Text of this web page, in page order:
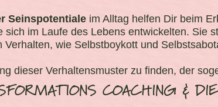
Seinspotentiale im Alltag helfen Dir beim
im Laufe des Lebens entwickelten. Sie
wie Selbstboykott und
dieser Verhaltensmuster zu finden, der
COACHING &